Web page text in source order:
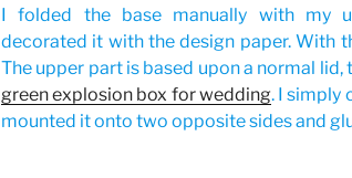
I folded the base manually with my
decorated it with the design paper. With
The upper part is based upon a normal
green explosion box for wedding. I simply
mounted it onto two opposite sides and